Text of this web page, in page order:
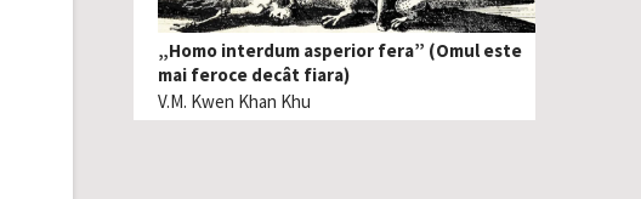
„Homo interdum asperior fera” (Omul este
mai feroce decât fiara)
V.M. Kwen Khan Khu